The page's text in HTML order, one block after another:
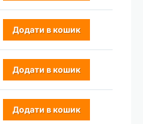
Додати в кошик
Додати в кошик
Додати в кошик